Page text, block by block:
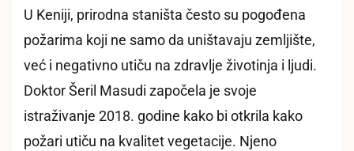
U Keniji, prirodna staništa često su pogođena
požarima koji ne samo da uništavaju zemljište,
već i negativno utiču na zdravlje životinja i ljudi.
Doktor Šeril Masudi započela je svoje
istraživanje 2018. godine kako bi otkrila kako
požari utiču na kvalitet vegetacije. Njeno